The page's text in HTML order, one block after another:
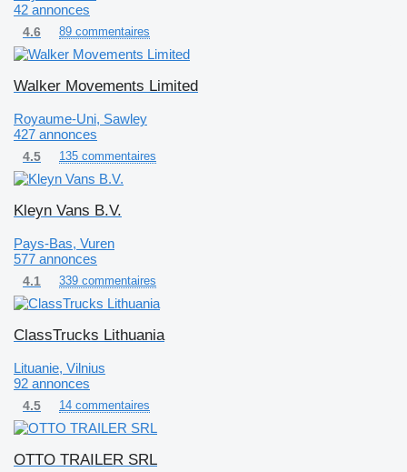
42 annonces
4.6 89 commentaires
Walker Movements Limited
Royaume-Uni, Sawley
427 annonces
4.5 135 commentaires
Kleyn Vans B.V.
Pays-Bas, Vuren
577 annonces
4.1 339 commentaires
ClassTrucks Lithuania
Lituanie, Vilnius
92 annonces
4.5 14 commentaires
OTTO TRAILER SRL